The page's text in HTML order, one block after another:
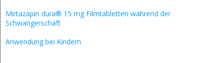
Mirtazapin dura® 15 mg Filmtabletten während der
Schwangerschaft
Anwendung bei Kindern